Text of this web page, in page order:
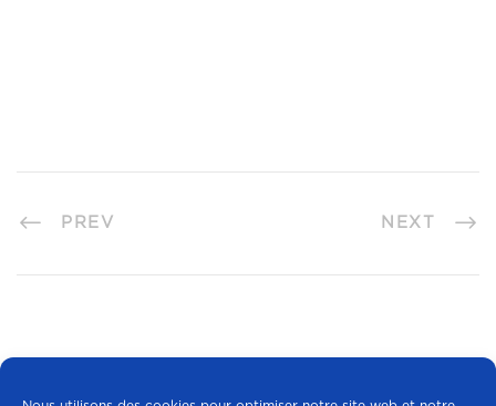
PREV NEXT